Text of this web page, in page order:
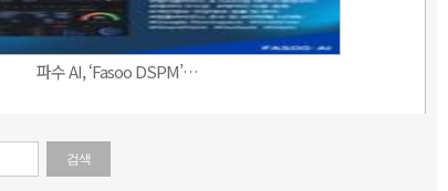
파수 AI, ‘Fasoo DSPM’…
검색